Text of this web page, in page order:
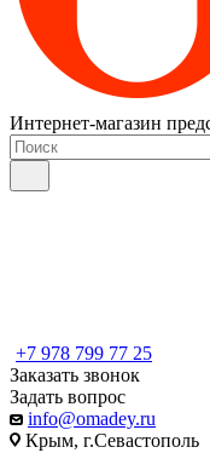
Интернет-магазин
+7 978 799 77 25
Заказать звонок
Задать вопрос
info@omadey.ru
Крым, г.Севастополь